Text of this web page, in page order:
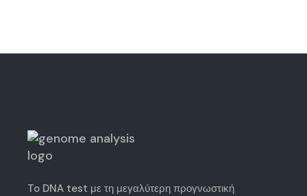
To DNA test με τη μεγαλύτερη προγνωστική